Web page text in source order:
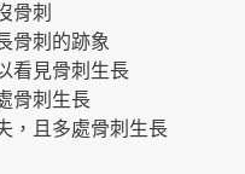
骨刺
骨刺的跡象
看見骨刺生長
骨刺生長
，且多處骨刺生長